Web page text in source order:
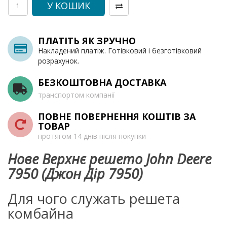
У КОШИК
ПЛАТІТЬ ЯК ЗРУЧНО
Накладений платіж. Готівковий і безготівковий
розрахунок.
БЕЗКОШТОВНА ДОСТАВКА
транспортом компанії
ПОВНЕ ПОВЕРНЕННЯ КОШТІВ ЗА
ТОВАР
протягом 14 днів після покупки
Нове Верхнє решето John Deere
7950 (Джон Дір 7950)
Для чого служать решета
комбайна